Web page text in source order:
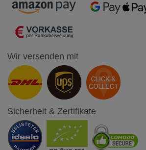
Wir versenden mit
Sicherheit & Zertifikate